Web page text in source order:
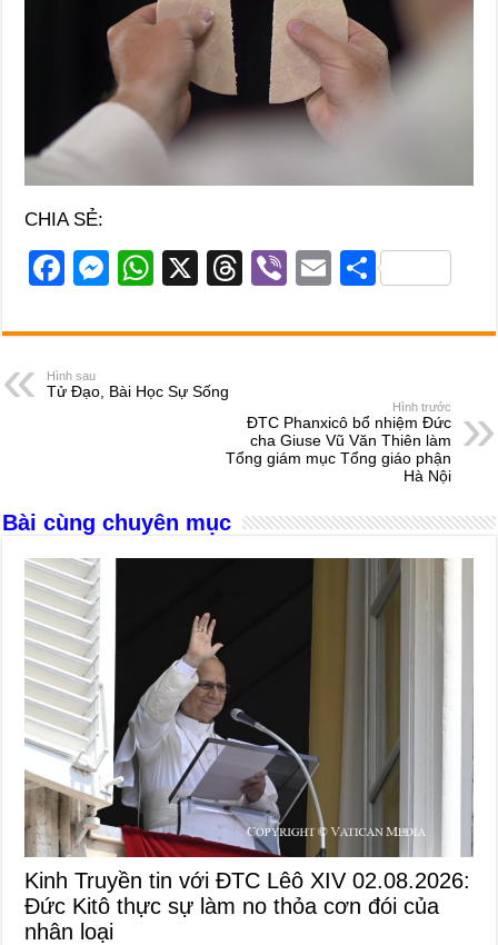
CHIA SẺ:
F
c
e
b
k
M
ss
n
W
at
A
X
T
e
d
s
Vi
er
E
ail
S
ar
Hình sau
Tử Đạo, Bài Học Sự Sống
Hình trước
ĐTC Phanxicô bổ nhiệm Đức
cha Giuse Vũ Văn Thiên làm
Tổng giám mục Tổng giáo phận
Hà Nội
Bài cùng chuyên mục
Kinh Truyền tin với ĐTC Lêô XIV 02.08.2026:
Đức Kitô thực sự làm no thỏa cơn đói của
nhân loại